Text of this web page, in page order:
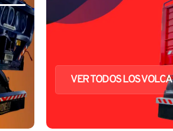
VER TODOS LOS